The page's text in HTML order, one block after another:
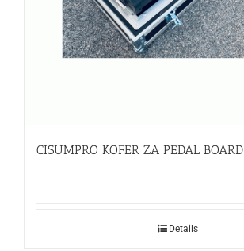
CISUMPRO KOFER ZA PEDAL BOARD
Details